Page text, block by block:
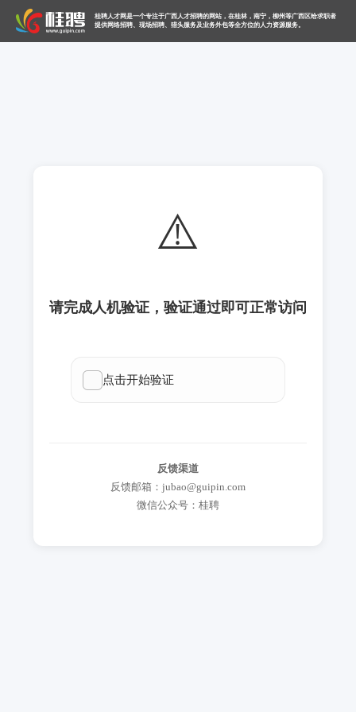
桂聘人才网是一个专注于广西人才招聘的网站，在桂林，南宁，柳州等广西区给求职者
提供网络招聘、现场招聘、猎头服务及业务外包等全方位的人力资源服务。
⚠️
请完成人机验证，验证通过即可正常访问
反馈渠道
反馈邮箱：jubao@guipin.com
微信公众号：桂聘